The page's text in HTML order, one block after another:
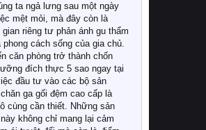
ta ngả lưng sau một ngày
mệt mỏi, mà đây còn là
gian riêng tư phản ánh gu thẩm
phong cách sống của gia chủ.
căn phòng trở thành chốn
đích thực 5 sao ngay tại
đầu tư vào các bộ sản
ga gối đệm cao cấp là
cùng cần thiết. Những sản
không chỉ mang lại cảm